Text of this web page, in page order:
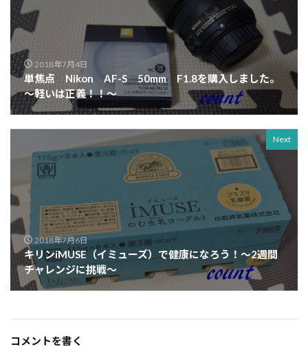
2018年7月4日
単焦点 Nikon AF-S 50mm F1.8を購入しました。
～軽いは正義！！～
Next
2018年7月6日
キリンiMUSE（イミューズ）で健康になろう！～2週間
チャレンジに挑戦～
コメントを書く